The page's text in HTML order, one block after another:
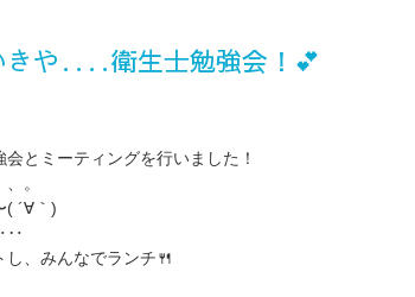
きや‥‥衛生士勉強会！💕
とミーティングを行いました！
。
( ´∀｀)
し、みんなでランチ🍴